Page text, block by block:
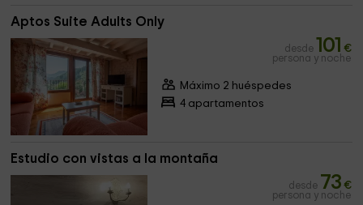
Aptos Suite Adults Only
desde 101 €
persona y noche
Máximo 2 huéspedes
4 apartamentos
Estudio con vistas a la montaña
desde 73 €
persona y noche